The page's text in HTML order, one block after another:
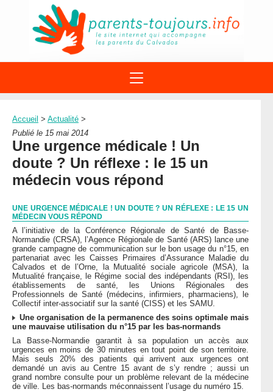
À PROPOS DU REAAP
1ÈRE VISITE
ACTUALITÉ
DISPOSITIFS PARENTALITÉ
SITES INTERNET
NUMÉROS VERTS
LEXIQUE
LETTRES D’INFO
MENTIONS LÉGALES
CONTACT
STRUCTURES
DOCUMENTS
FORMATIONS
Accueil > Actualité >
Publié le 15 mai 2014
Une urgence médicale ! Un
doute ? Un réflexe : le 15 un
médecin vous répond
UNE URGENCE MÉDICALE ! UN DOUTE ? UN RÉFLEXE : LE 15 UN
MÉDECIN VOUS RÉPOND
A l’initiative de la Conférence Régionale de Santé de Basse-
Normandie (CRSA), l’Agence Régionale de Santé (ARS) lance une
grande campagne de communication sur le bon usage du n°15, en
partenariat avec les Caisses Primaires d’Assurance Maladie du
Calvados et de l’Orne, la Mutualité sociale agricole (MSA), la
Mutualité française, le Régime social des indépendants (RSI), les
établissements de santé, les Unions Régionales des
Professionnels de Santé (médecins, infirmiers, pharmaciens), le
Collectif inter-associatif sur la santé (CISS) et les SAMU.
Une organisation de la permanence des soins optimale mais
une mauvaise utilisation du n°15 par les bas-normands
La Basse-Normandie garantit à sa population un accès aux
urgences en moins de 30 minutes en tout point de son territoire.
Mais seuls 20% des patients qui arrivent aux urgences ont
demandé un avis au Centre 15 avant de s’y rendre ; aussi un
grand nombre consulte pour un problème relevant de la médecine
de ville. Les bas-normands méconnaissent l’usage du numéro 15.